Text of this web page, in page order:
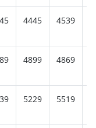
4445 4539
4899 4869
5229 5519